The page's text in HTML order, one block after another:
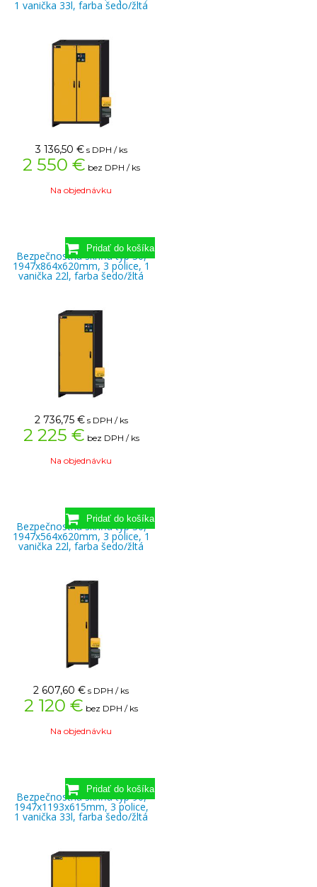
1 vanička 33l, farba šedo/žltá
3 136,50 € s DPH / ks
2 550 € bez DPH / ks
Na objednávku
Bezpečnostná skriňa typ 30,
1947x864x620mm, 3 police, 1
vanička 22l, farba šedo/žltá
2 736,75 € s DPH / ks
2 225 € bez DPH / ks
Na objednávku
Bezpečnostná skriňa typ 30,
1947x564x620mm, 3 police, 1
vanička 22l, farba šedo/žltá
2 607,60 € s DPH / ks
2 120 € bez DPH / ks
Na objednávku
Bezpečnostná skriňa typ 90,
1947x1193x615mm, 3 police,
1 vanička 33l, farba šedo/žltá